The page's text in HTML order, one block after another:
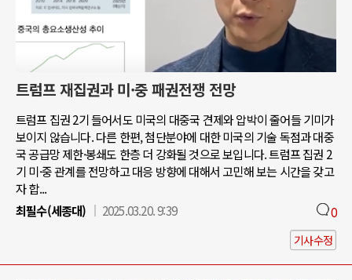
트럼프 재집권과 미·중 패권전쟁 전망
트럼프 집권 2기 들어서도 미국의 대중국 견제와 압박이 줄어들 기미가
보이지 않습니다. 다른 한편, 첨단분야에 대한 미국의 기술 독점과 대중
국 공급망 제한·봉쇄도 한층 더 강화될 것으로 보입니다. 트럼프 집권 2
기 미·중 관계를 전망하고 대응 방향에 대해서 고민해 보는 시간을 갖고
자 합...
최필수(세종대)
2025.03.20. 9:39 0
기사수정